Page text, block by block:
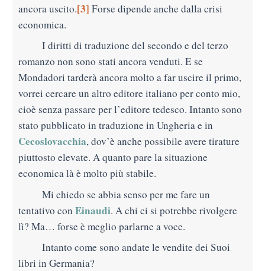
ancora uscito.[3] Forse dipende anche dalla crisi
economica.
I diritti di traduzione del secondo e del terzo
romanzo non sono stati ancora venduti. E se
Mondadori tarderà ancora molto a far uscire il primo,
vorrei cercare un altro editore italiano per conto mio,
cioè senza passare per l’editore tedesco. Intanto sono
stato pubblicato in traduzione in Ungheria e in
Cecoslovacchia, dov’è anche possibile avere tirature
piuttosto elevate. A quanto pare la situazione
economica là è molto più stabile.
Mi chiedo se abbia senso per me fare un
tentativo con Einaudi. A chi ci si potrebbe rivolgere
lì? Ma… forse è meglio parlarne a voce.
Intanto come sono andate le vendite dei Suoi
libri in Germania?